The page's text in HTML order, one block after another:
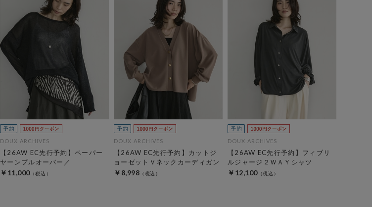
DOUX ARCHIVES
【26AW EC先行予約】ペーパー
ヤーンプルオーバー／
￥11,000
DOUX ARCHIVES
【26AW EC先行予約】カットジ
ョーゼットＶネックカーディガン
￥8,998
DOUX ARCHIVES
【26AW EC先行予約】フィブリ
ルジャージ２ＷＡＹシャツ
￥12,100